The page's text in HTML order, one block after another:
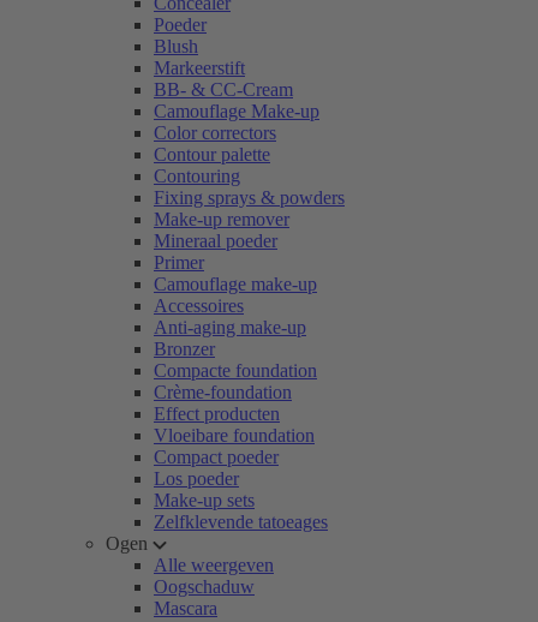
Poeder
Blush
Markeerstift
BB- & CC-Cream
Camouflage Make-up
Color correctors
Contour palette
Contouring
Fixing sprays & powders
Make-up remover
Mineraal poeder
Primer
Camouflage make-up
Accessoires
Anti-aging make-up
Bronzer
Compacte foundation
Crème-foundation
Effect producten
Vloeibare foundation
Compact poeder
Los poeder
Make-up sets
Zelfklevende tatoeages
Ogen
Alle weergeven
Oogschaduw
Mascara